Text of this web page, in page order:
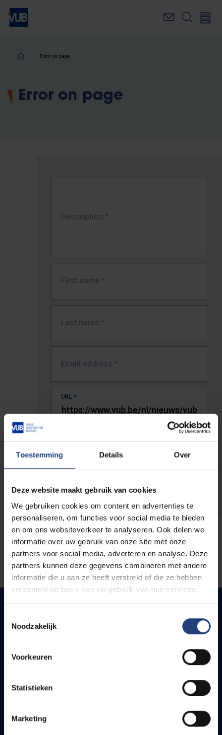
Toestemming Details Over
Deze website maakt gebruik van cookies
We gebruiken cookies om content en advertenties te
personaliseren, om functies voor social media te bieden
en om ons websiteverkeer te analyseren. Ook delen we
informatie over uw gebruik van onze site met onze
partners voor social media, adverteren en analyse. Deze
partners kunnen deze gegevens combineren met andere
informatie die u aan ze heeft verstrekt of die ze hebben
verzameld op basis van uw gebruik van hun services.
Noodzakelijk
Voorkeuren
Statistieken
Marketing
Skip
main
Breadcrumb
Error on page
Error on page
Description *
First name *
Last name *
Email address *
URL *
The full URL of the page where you encountered the error.
Quick links
How to get to the VUB campuses